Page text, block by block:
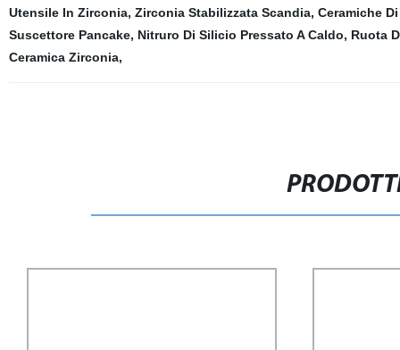
Utensile In Zirconia, Zirconia Stabilizzata Scandia, Ceramiche
Suscettore Pancake, Nitruro Di Silicio Pressato A Caldo, Ruota
Ceramica Zirconia,